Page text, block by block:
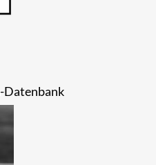
Datenbank